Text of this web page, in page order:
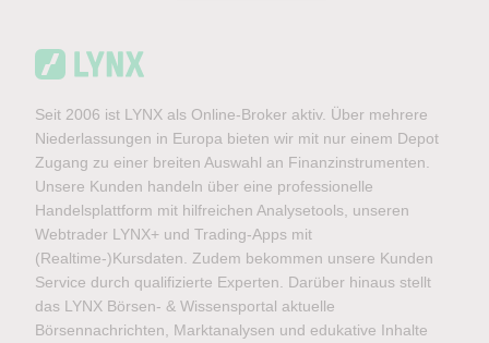
Seit 2006 ist LYNX als Online-Broker aktiv. Über mehrere
Niederlassungen in Europa bieten wir mit nur einem Depot
Zugang zu einer breiten Auswahl an Finanzinstrumenten.
Unsere Kunden handeln über eine professionelle
Handelsplattform mit hilfreichen Analysetools, unseren
Webtrader LYNX+ und Trading-Apps mit
(Realtime-)Kursdaten. Zudem bekommen unsere Kunden
Service durch qualifizierte Experten. Darüber hinaus stellt
das LYNX Börsen- & Wissensportal aktuelle
Börsennachrichten, Marktanalysen und edukative Inhalte